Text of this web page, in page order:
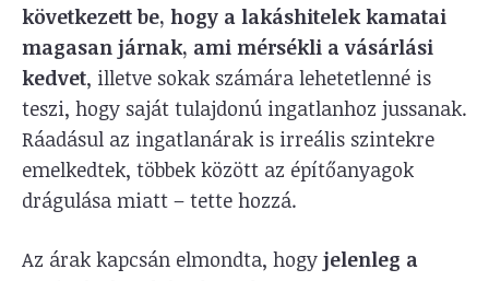
következett be, hogy a lakáshitelek kamatai
magasan járnak, ami mérsékli a vásárlási
kedvet, illetve sokak számára lehetetlenné is
teszi, hogy saját tulajdonú ingatlanhoz jussanak.
Ráadásul az ingatlanárak is irreális szintekre
emelkedtek, többek között az építőanyagok
drágulása miatt – tette hozzá.
Az árak kapcsán elmondta, hogy jelenleg a